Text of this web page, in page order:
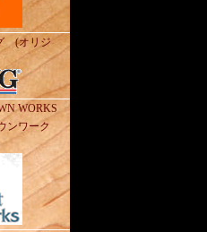
(オリジ
WORKS
ンワーク